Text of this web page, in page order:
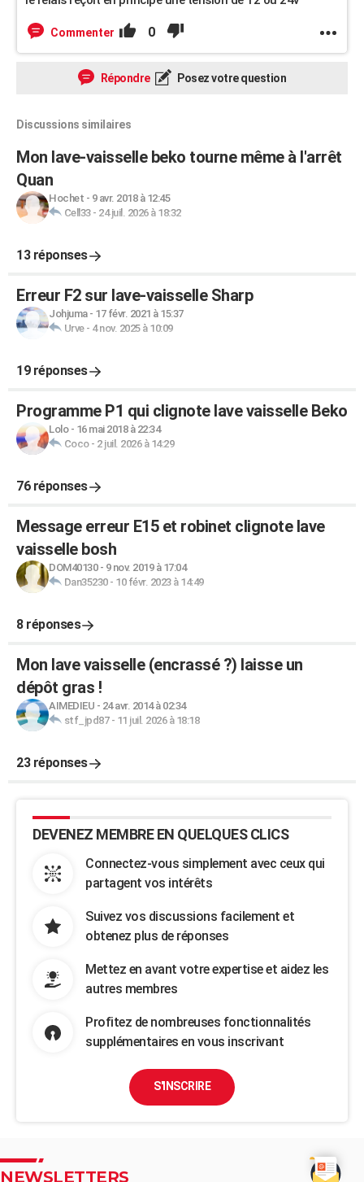
Commenter 0
Répondre Posez votre question
Discussions similaires
Mon lave-vaisselle beko tourne même à l'arrêt
Quan
Hochet - 9 avr. 2018 à 12:45
Cell33- 24 juil. 2026 à 18:32
13 réponses
Erreur F2 sur lave-vaisselle Sharp
Johjuma- 17 févr. 2021 à 15:37
Urve- 4 nov. 2025 à 10:09
19 réponses
Programme P1 qui clignote lave vaisselle Beko
Lolo- 16 mai 2018 à 22:34
Coco- 2 juil. 2026 à 14:29
76 réponses
Message erreur E15 et robinet clignote lave
vaisselle bosh
DOM40130- 9 nov. 2019 à 17:04
Dan35230- 10 févr. 2023 à 14:49
8 réponses
Mon lave vaisselle (encrassé ?) laisse un
dépôt gras !
AIMEDIEU - 24 avr. 2014 à 02:34
stf_jpd87- 11 juil. 2026 à 18:18
23 réponses
DEVENEZ MEMBRE EN QUELQUES CLICS
Connectez-vous simplement avec ceux qui
partagent vos intérêts
Suivez vos discussions facilement et
obtenez plus de réponses
Mettez en avant votre expertise et aidez les
autres membres
Profitez de nombreuses fonctionnalités
supplémentaires en vous inscrivant
S'INSCRIRE
NEWSLETTERS